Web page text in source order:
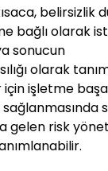
belirsizlik
bağlı olarak
sonucun
olarak
işletme
gelen risk